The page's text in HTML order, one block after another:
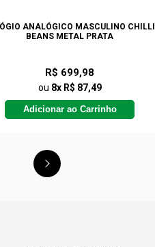
ANALÓGICO MASCULINO CHILLI
BEANS METAL PRATA
R$ 699,98
ou 8x R$ 87,49
Adicionar ao Carrinho